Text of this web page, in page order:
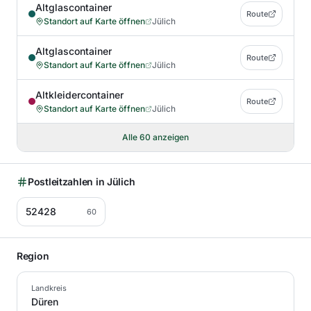
Altglascontainer
Standort auf Karte öffnen Jülich
Route
Altglascontainer
Standort auf Karte öffnen Jülich
Route
Altkleidercontainer
Standort auf Karte öffnen Jülich
Route
Alle 60 anzeigen
Postleitzahlen in Jülich
52428 60
Region
Landkreis
Düren